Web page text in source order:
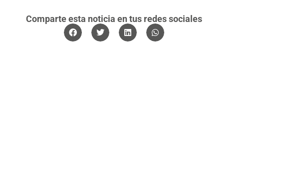
Comparte esta noticia en tus redes sociales